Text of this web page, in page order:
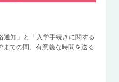
通知」と「入学手続きに関する
までの間、有意義な時間を送る